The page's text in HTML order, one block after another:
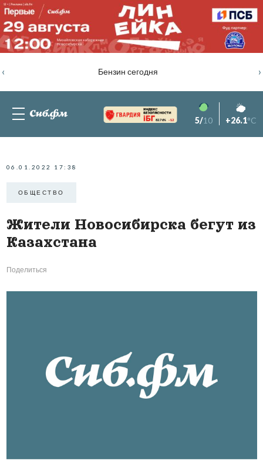
Бензин сегодня
‹ ›
82.76% -1.2 5/10 +26.1°C
06.01.2022 17:38
ОБЩЕСТВО
Жители Новосибирска бегут из
Казахстана
Поделиться